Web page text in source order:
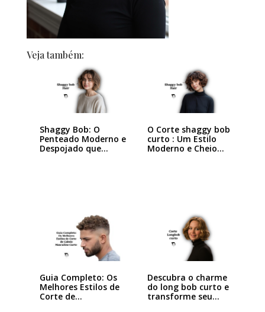
Veja também:
Shaggy Bob: O
Penteado Moderno e
Despojado que
O Corte shaggy bob
curto : Um Estilo
Moderno e Cheio…
Guia Completo: Os
Melhores Estilos de
Corte de…
Descubra o charme
do long bob curto e
transforme seu…